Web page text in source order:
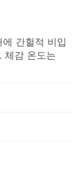
간헐적 비입
체감 온도는